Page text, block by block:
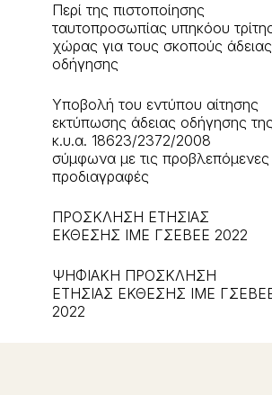
Περί της πιστοποίησης
ταυτοπροσωπίας υπηκόου
χώρας για τους σκοπούς άδειας
οδήγησης
Υποβολή του εντύπου αίτησης
εκτύπωσης άδειας οδήγησης της
κ.υ.α. 18623/2372/2008
σύμφωνα με τις προβλεπόμενες
προδιαγραφές
ΠΡΟΣΚΛΗΣΗ ΕΤΗΣΙΑΣ
ΕΚΘΕΣΗΣ ΙΜΕ ΓΣΕΒΕΕ 2022
ΨΗΦΙΑΚΗ ΠΡΟΣΚΛΗΣΗ
ΕΤΗΣΙΑΣ ΕΚΘΕΣΗΣ ΙΜΕ
2022